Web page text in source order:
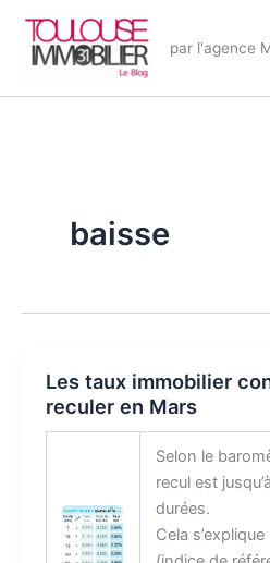
contenu
par l'agence
baisse
Les taux immobilier
reculer en Mars
Selon le
recul est
durées.
Cela